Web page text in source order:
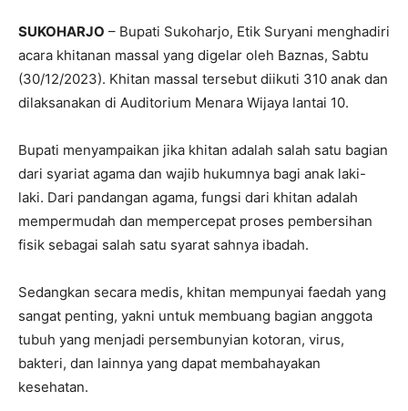
SUKOHARJO – Bupati Sukoharjo, Etik Suryani menghadiri
acara khitanan massal yang digelar oleh Baznas, Sabtu
(30/12/2023). Khitan massal tersebut diikuti 310 anak dan
dilaksanakan di Auditorium Menara Wijaya lantai 10.
Bupati menyampaikan jika khitan adalah salah satu bagian
dari syariat agama dan wajib hukumnya bagi anak laki-
laki. Dari pandangan agama, fungsi dari khitan adalah
mempermudah dan mempercepat proses pembersihan
fisik sebagai salah satu syarat sahnya ibadah.
Sedangkan secara medis, khitan mempunyai faedah yang
sangat penting, yakni untuk membuang bagian anggota
tubuh yang menjadi persembunyian kotoran, virus,
bakteri, dan lainnya yang dapat membahayakan
kesehatan.